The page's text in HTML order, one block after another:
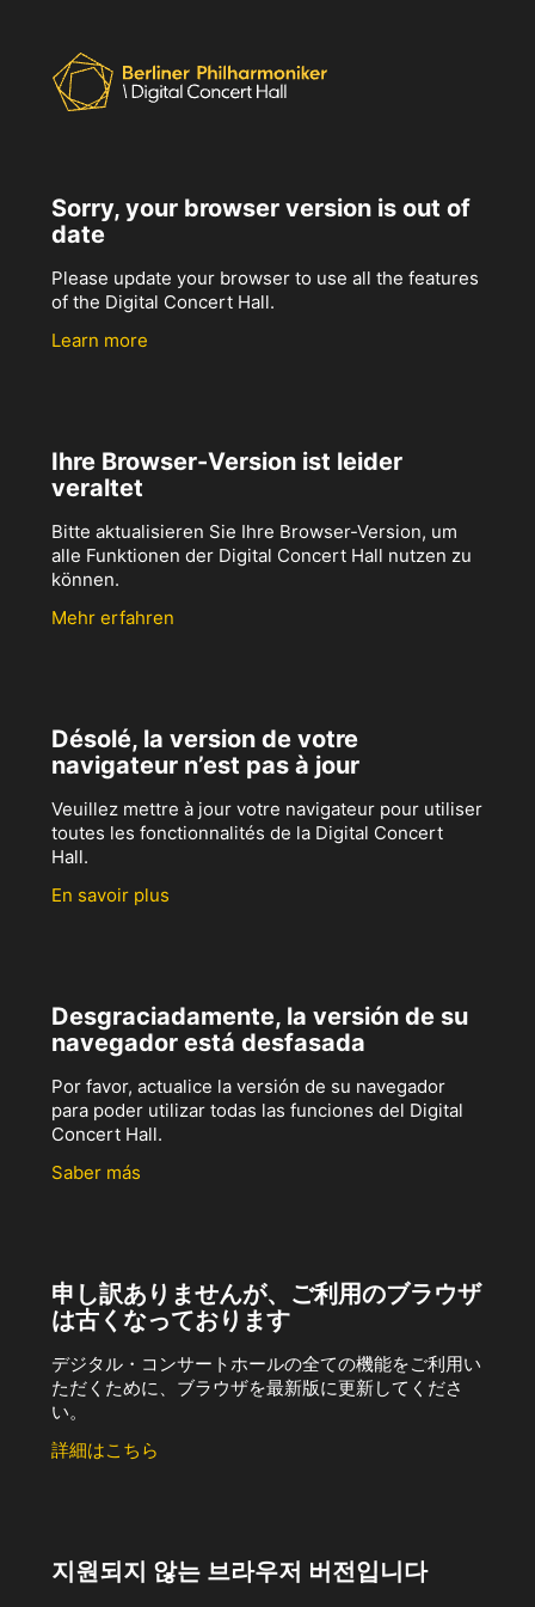
Sorry, your browser version is out of
date
Please update your browser to use all the features
of the Digital Concert Hall.
Learn more
Ihre Browser-Version ist leider
veraltet
Bitte aktualisieren Sie Ihre Browser-Version, um
alle Funktionen der Digital Concert Hall nutzen zu
können.
Mehr erfahren
Désolé, la version de votre
navigateur n’est pas à jour
Veuillez mettre à jour votre navigateur pour utiliser
toutes les fonctionnalités de la Digital Concert
Hall.
En savoir plus
Desgraciadamente, la versión de su
navegador está desfasada
Por favor, actualice la versión de su navegador
para poder utilizar todas las funciones del Digital
Concert Hall.
Saber más
申し訳ありませんが、ご利用のブラウザ
は古くなっております
デジタル・コンサートホールの全ての機能をご利用い
ただくために、ブラウザを最新版に更新してくださ
い。
詳細はこちら
지원되지 않는 브라우저 버전입니다